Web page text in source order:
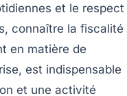
et le respect
connaître la fiscalité
en matière de
est indispensable
et une activité